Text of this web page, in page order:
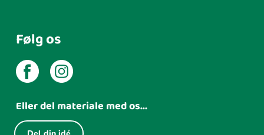
Følg os
Eller del materiale med os...